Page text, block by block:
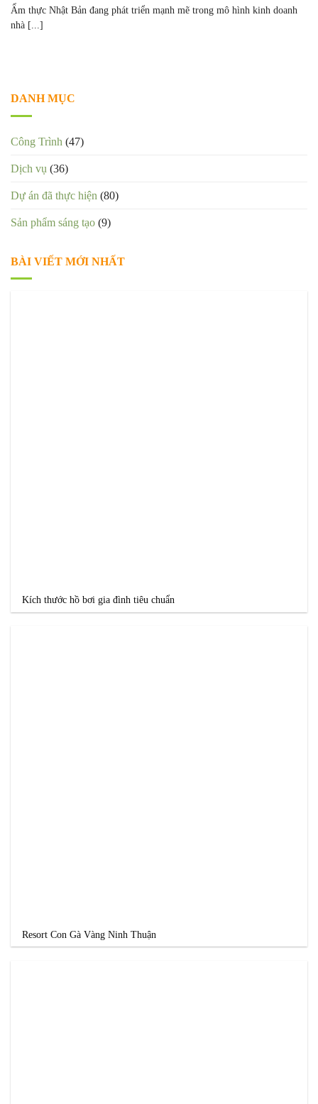
Ẩm thực Nhật Bản đang phát triển mạnh mẽ trong mô hình kinh doanh
nhà [...]
DANH MỤC
Công Trình (47)
Dịch vụ (36)
Dự án đã thực hiện (80)
Sản phẩm sáng tạo (9)
BÀI VIẾT MỚI NHẤT
Kích thước hồ bơi gia đình tiêu chuẩn
Resort Con Gà Vàng Ninh Thuận